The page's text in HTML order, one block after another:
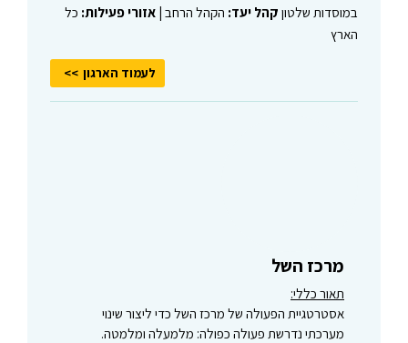
במוסדות שלטון קהל יעד: הקהל הרחב | אזורי פעילות: כל
הארץ
לעמוד הארגון
מרכז השל
תאור כללי:
אסטרטגיית הפעולה של מרכז השל כדי ליצור שינוי
מערכתי נדרשת פעולה כפולה: מלמעלה ומלמטה.